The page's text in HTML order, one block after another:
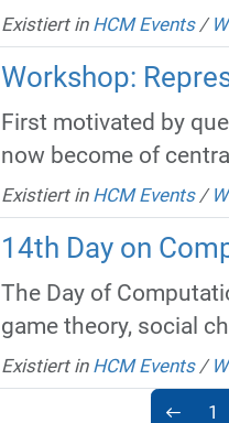
Existiert in HCM Events /
Workshop:
First motivated by
now become of
Existiert in HCM Events /
14th Day on
The Day of
game theory, social
Existiert in HCM Events /
1